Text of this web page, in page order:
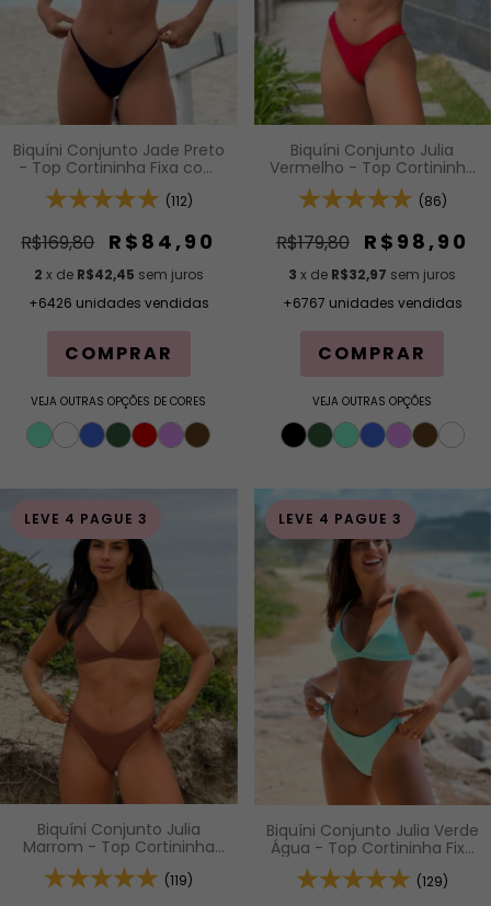
Biquíni Conjunto Jade Preto
- Top Cortininha Fixa com
Acabamento em Viés e
Bojo Removível e Calcinha
Para Bronzeado)
(112)
R$169,80 R$84,90
2 x de R$42,45 sem juros
+6426 unidades vendidas
COMPRAR
VEJA OUTRAS OPÇÕES DE CORES
Biquíni Conjunto Julia
Vermelho - Top Cortininha
Fixa com Bojo Removível e
Calcinha Asa Delta Fio
(86)
R$179,80 R$98,90
3 x de R$32,97 sem juros
+6767 unidades vendidas
COMPRAR
VEJA OUTRAS OPÇÕES
LEVE 4 PAGUE 3
Biquíni Conjunto Julia
Marrom - Top Cortininha
Fixa com Bojo Removível e
Calcinha Asa Delta Fio
(119)
LEVE 4 PAGUE 3
Biquíni Conjunto Julia Verde
Água - Top Cortininha Fixa
com Bojo Removível e
Calcinha Asa Delta Fio
(129)